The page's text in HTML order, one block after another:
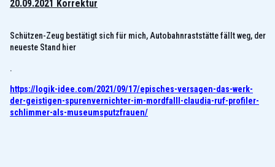
20.09.2021 Korrektur
Schützen-Zeug bestätigt sich für mich, Autobahnraststätte fällt weg, der
neueste Stand hier
.
https://logik-idee.com/2021/09/17/episches-versagen-das-werk-
der-geistigen-spurenvernichter-im-mordfalll-claudia-ruf-profiler-
schlimmer-als-museumsputzfrauen/